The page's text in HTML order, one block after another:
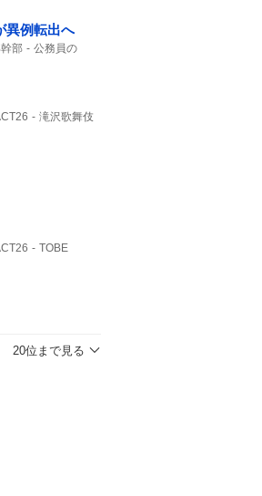
異例転出へ
部
公務員の
滝沢歌舞伎
TOBE
20位まで見る